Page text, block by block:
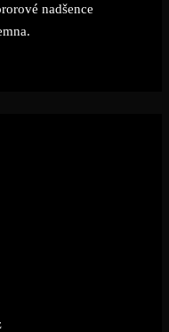
nadšence